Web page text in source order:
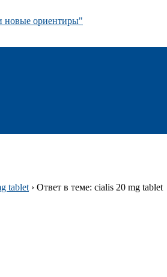
tablet › Ответ в теме: cialis 20 mg tablet